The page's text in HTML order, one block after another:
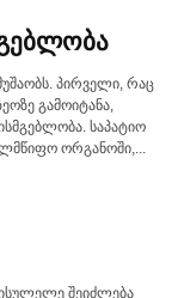
პირველი, რაც
გამოიტანა,
საპატიო
ორგანოში,...
შეიძლება